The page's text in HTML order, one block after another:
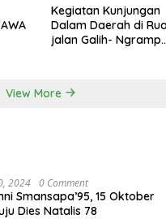
Kegiatan Kunjungan
Dalam Daerah di
jalan Galih-
View More
2024 0 Comment
Smansapa’95, 15 Oktober
Dies Natalis 78